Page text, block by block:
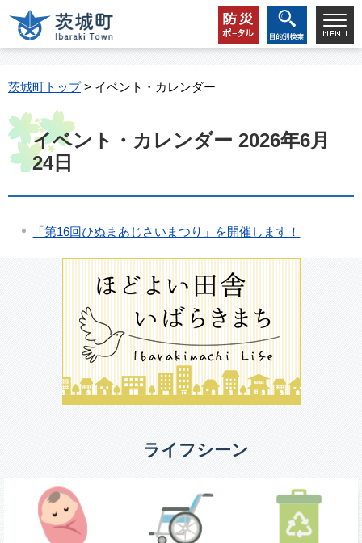
茨城町トップ> イベント・カレンダー
イベント・カレンダー 2026年6月
24日
「第16回ひぬまあじさいまつり」を開催します！
ライフシーン